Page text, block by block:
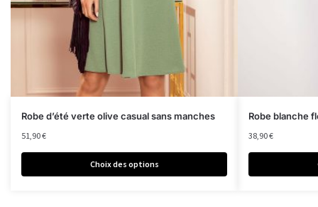
Robe d’été verte olive casual sans manches
51,90€
Choix des options
Robe blanche
38,90€